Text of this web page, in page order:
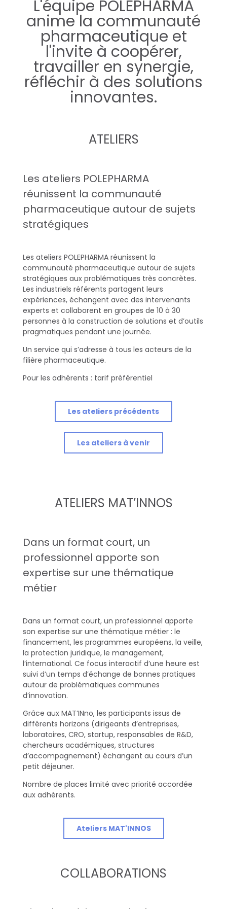
n
a
n
d
e
n
t
e
e
c
o
e
c
t
v
e
L'équipe POLEPHARMA
anime la communauté
pharmaceutique et
l'invite à coopérer,
travailler en synergie,
réfléchir à des solutions
innovantes.
ATELIERS
Les ateliers POLEPHARMA
réunissent la communauté
pharmaceutique autour de sujets
stratégiques
Les ateliers POLEPHARMA réunissent la
communauté pharmaceutique autour de sujets
stratégiques aux problématiques très concrètes.
Les industriels référents partagent leurs
expériences, échangent avec des intervenants
experts et collaborent en groupes de 10 à 30
personnes à la construction de solutions et d’outils
pragmatiques pendant une journée.
Un service qui s’adresse à tous les acteurs de la
filière pharmaceutique.
Pour les adhérents : tarif préférentiel
Les ateliers précédents
Les ateliers à venir
ATELIERS MAT’INNOS
Dans un format court, un
professionnel apporte son
expertise sur une thématique
métier
Dans un format court, un professionnel apporte
son expertise sur une thématique métier : le
financement, les programmes européens, la veille,
la protection juridique, le management,
l’international. Ce focus interactif d’une heure est
suivi d’un temps d’échange de bonnes pratiques
autour de problématiques communes
d’innovation.
Grâce aux MAT’INno, les participants issus de
différents horizons (dirigeants d’entreprises,
laboratoires, CRO, startup, responsables de R&D,
chercheurs académiques, structures
d’accompagnement) échangent au cours d’un
petit déjeuner.
Nombre de places limité avec priorité accordée
aux adhérents.
Ateliers MAT'INNOS
COLLABORATIONS